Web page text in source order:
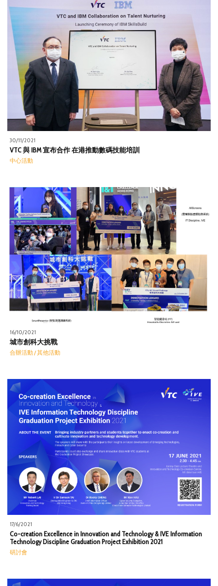
30/11/2021
VTC 與 IBM 宣布合作 在港推動數碼技能培訓
中心活動
16/10/2021
城市創科大挑戰
合辦活動 / 其他活動
17/6/2021
Co-creation Excellence in Innovation and Technology & IVE Information
Technology Discipline Graduation Project Exhibition 2021
研討會